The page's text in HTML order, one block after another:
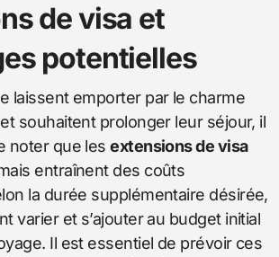
de visa et
potentielles
laissent emporter par le charme
souhaitent prolonger leur séjour, il
noter que lesextensions de visa
entraînent des coûts
la durée supplémentaire désirée,
varier et s’ajouter au budget initial
Il est essentiel de prévoir ces